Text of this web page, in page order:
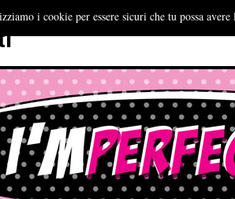
i cookie per essere sicuri che tu possa